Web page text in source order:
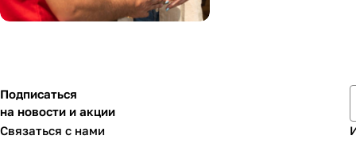
Подписаться
на новости и акции
Связаться с нами